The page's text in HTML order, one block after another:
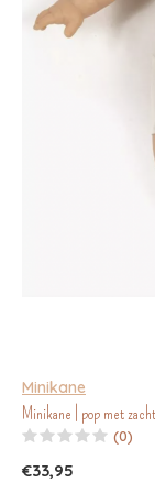
Minikane
Minikane | pop met
(0)
€33,95